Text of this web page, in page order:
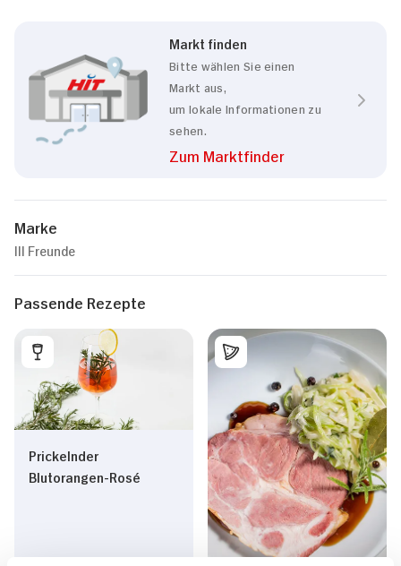
Markt finden
Bitte wählen Sie einen
Markt aus,
um lokale Informationen zu
sehen.
Zum Marktfinder
Marke
III Freunde
Passende Rezepte
Prickelnder
Blutorangen-Rosé